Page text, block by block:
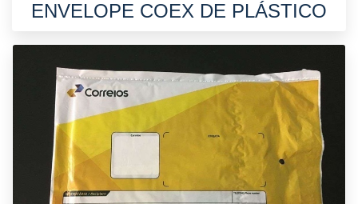
ENVELOPE COEX DE PLÁSTICO